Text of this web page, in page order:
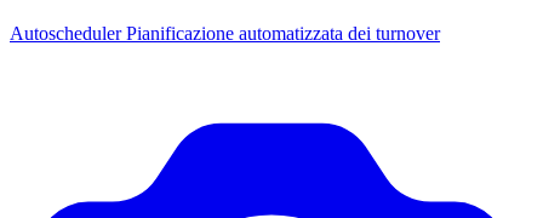
AutoschedulerPianificazione automatizzata dei turnover